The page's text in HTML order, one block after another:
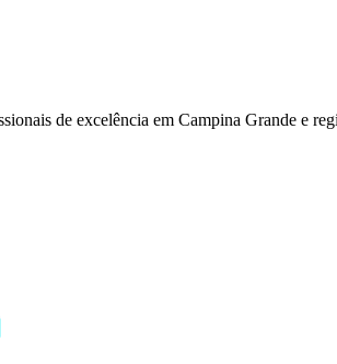
de excelência em Campina Grande e